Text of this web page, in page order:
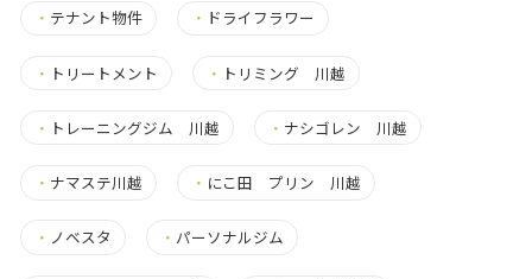
・ テナント物件 ・ ドライフラワー
・ トリートメント ・ トリミング 川越
・ トレーニングジム 川越 ・ ナシゴレン 川越
・ ナマステ川越 ・ にこ田 プリン 川越
・ ノベスタ ・ パーソナルジム